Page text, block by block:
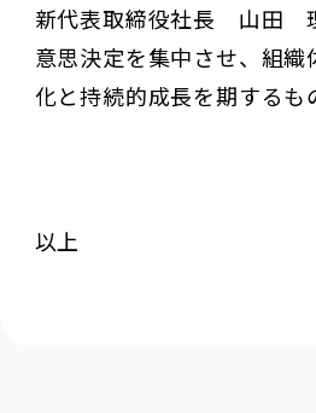
新代表取締役社長 山田
意思決定を集中させ、組織
化と持続的成長を期するも
以上